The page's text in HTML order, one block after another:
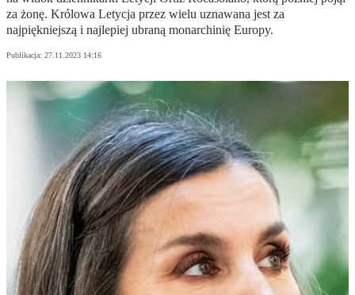
za żonę. Królowa Letycja przez wielu uznawana jest za
najpiękniejszą i najlepiej ubraną monarchinię Europy.
Publikacja: 27.11.2023 14:16